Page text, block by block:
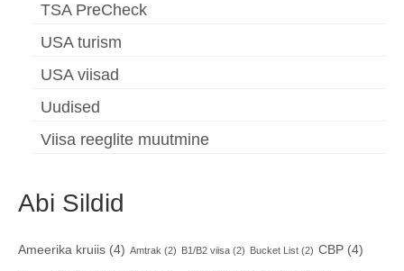
TSA PreCheck
USA turism
USA viisad
Uudised
Viisa reeglite muutmine
Abi Sildid
Ameerika kruiis (4) Amtrak (2) B1/B2 viisa (2) Bucket List (2) CBP (4)